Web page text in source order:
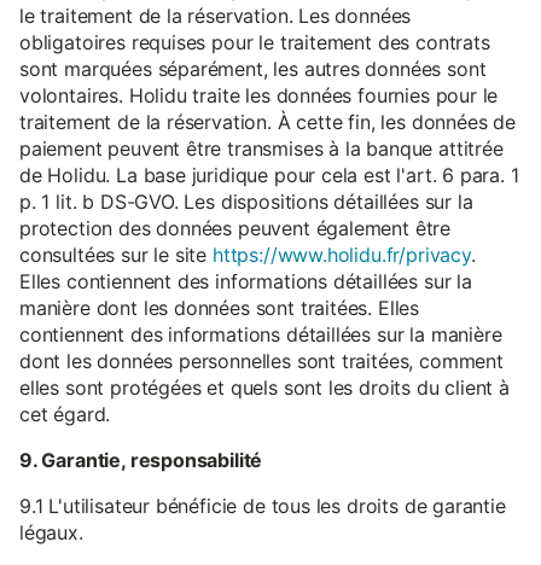
le traitement de la réservation. Les données
obligatoires requises pour le traitement des contrats
sont marquées séparément, les autres données sont
volontaires. Holidu traite les données fournies pour le
traitement de la réservation. À cette fin, les données de
paiement peuvent être transmises à la banque attitrée
de Holidu. La base juridique pour cela est l'art. 6 para. 1
p. 1 lit. b DS-GVO. Les dispositions détaillées sur la
protection des données peuvent également être
consultées sur le site https://www.holidu.fr/privacy.
Elles contiennent des informations détaillées sur la
manière dont les données sont traitées. Elles
contiennent des informations détaillées sur la manière
dont les données personnelles sont traitées, comment
elles sont protégées et quels sont les droits du client à
cet égard.
9. Garantie, responsabilité
9.1 L'utilisateur bénéficie de tous les droits de garantie
légaux.